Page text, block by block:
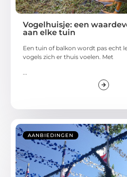
Vogelhuisje: een
aan elke tuin
Een tuin of balkon wordt pas echt
vogels zich er thuis voelen. Met
...
AANBIEDINGEN